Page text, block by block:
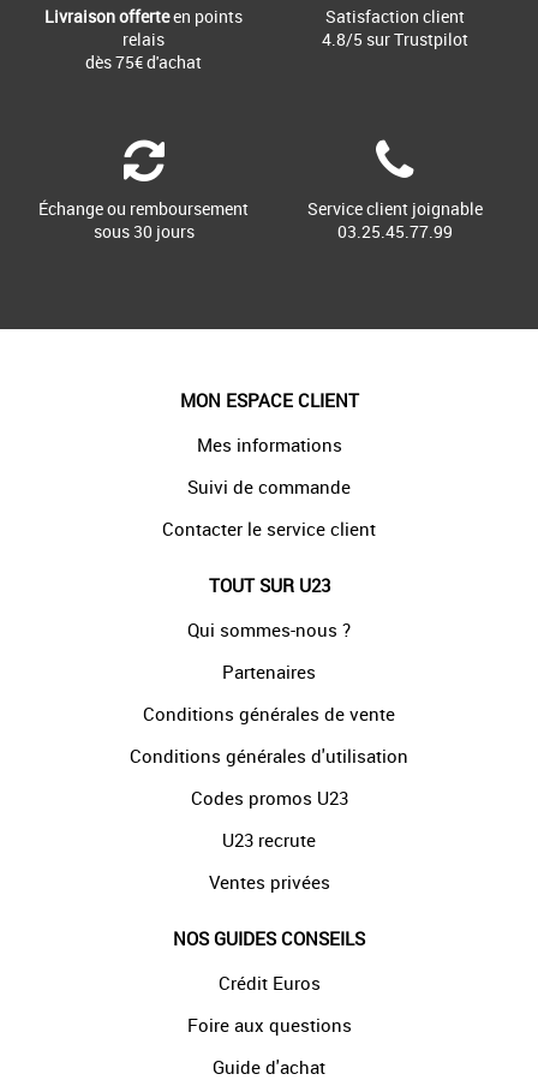
Livraison offerteen points
relais
dès 75€ d'achat
Satisfaction client
4.8/5 sur Trustpilot
Échange ou remboursement
sous 30 jours
Service client joignable
03.25.45.77.99
MON ESPACE CLIENT
Mes informations
Suivi de commande
Contacter le service client
TOUT SUR U23
Qui sommes-nous ?
Partenaires
Conditions générales de vente
Conditions générales d'utilisation
Codes promos U23
U23 recrute
Ventes privées
NOS GUIDES CONSEILS
Crédit Euros
Foire aux questions
Guide d'achat